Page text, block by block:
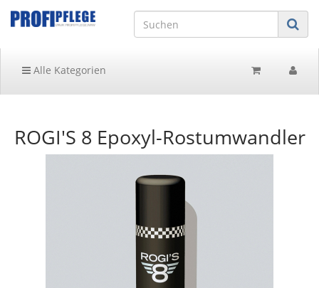
Alle Kategorien
ROGI'S 8 Epoxyl-Rostumwandler